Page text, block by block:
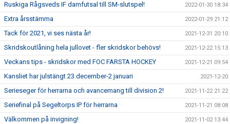
Ruskiga Rågsveds IF damfutsal till SM-slutspel! 2022-01-30 18:34
Extra årsstämma 2022-01-29 21:12
Tack för 2021, vi ses nästa år! 2021-12-31 20:10
Skridskoutlåning hela jullovet - fler skridskor behövs! 2021-12-22 15:13
Veckans tips - skridskor med FOC FARSTA HOCKEY 2021-12-21 09:54
Kansliet har julstängt 23 december-2 januari 2021-12-20
Serieseger för herrarna och avancemang till division 2! 2021-11-22 21:22
Seriefinal på Segeltorps IP för herrarna 2021-11-21 08:08
Välkommen på invigning! 2021-11-02 13:44